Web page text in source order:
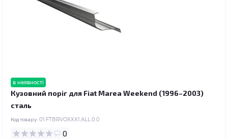
в наявності
Кузовний поріг для Fiat Marea Weekend (1996–2003)
сталь
Код товару: 01.FTBRVOXXX1.ALL.0.0
0